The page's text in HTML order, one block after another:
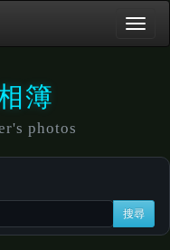
簿
photos
搜尋